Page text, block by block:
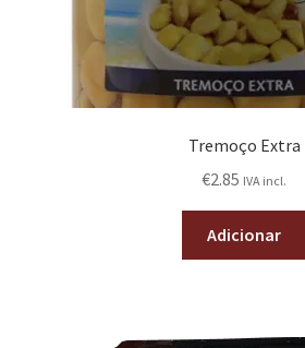
Tremoço Extra
€2.85 IVA incl.
Adicionar